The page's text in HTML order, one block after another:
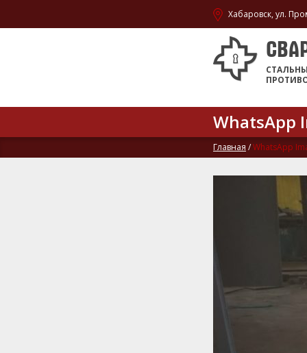
Хабаровск, ул.
WhatsApp
Главная /WhatsApp